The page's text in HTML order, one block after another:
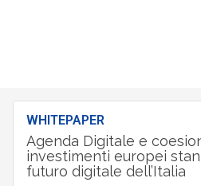
WHITEPAPER
Agenda Digitale e
investimenti europei
futuro digitale dell’Italia